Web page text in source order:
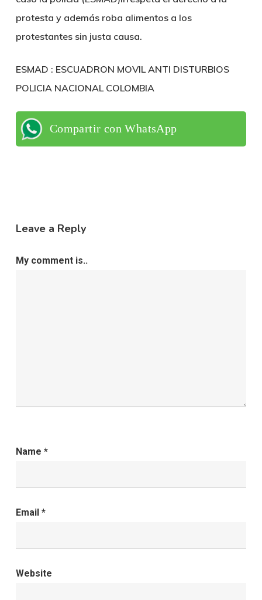
protesta y además roba alimentos a los
protestantes sin justa causa.
ESMAD : ESCUADRON MOVIL ANTI DISTURBIOS
POLICIA NACIONAL COLOMBIA
Compartir con WhatsApp
Leave a Reply
My comment is..
Name *
Email *
Website